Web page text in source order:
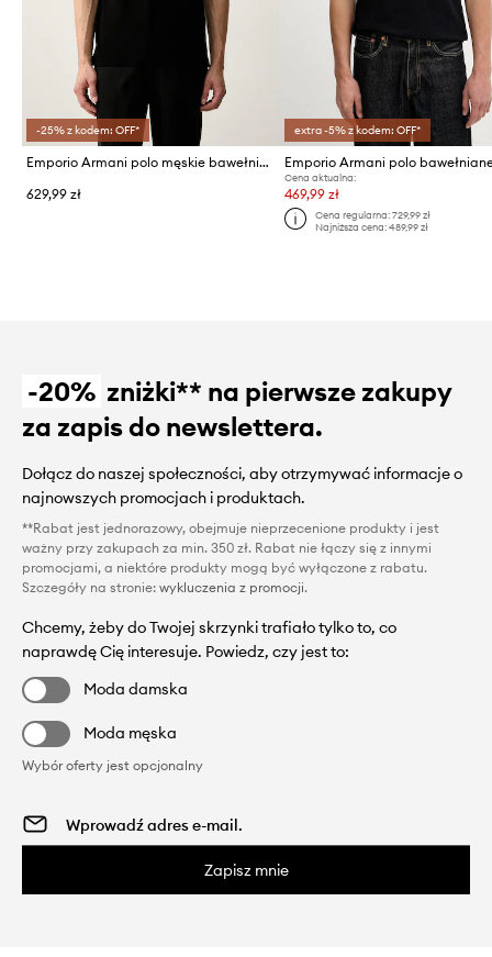
-25% z kodem: OFF*
Emporio Armani polo męskie bawełniane
629,99 zł
extra -5% z kodem: OFF*
Emporio Armani polo
Cena aktualna:
469,99 zł
Cena regularna: 729,99 zł
Najniższa cena: 489,99 zł
-20% zniżki** na pierwsze zakupy
za zapis do newslettera.
Dołącz do naszej społeczności, aby otrzymywać informacje o
najnowszych promocjach i produktach.
**Rabat jest jednorazowy, obejmuje nieprzecenione produkty i jest
ważny przy zakupach za min. 350 zł. Rabat nie łączy się z innymi
promocjami, a niektóre produkty mogą być wyłączone z rabatu.
Szczegóły na stronie: wykluczenia z promocji.
Chcemy, żeby do Twojej skrzynki trafiało tylko to, co
naprawdę Cię interesuje. Powiedz, czy jest to:
Moda damska
Moda męska
Wybór oferty jest opcjonalny
Zapisz mnie